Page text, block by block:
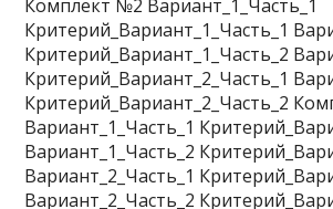
Комплект №2 Вариант_1_Часть_1
Критерий_Вариант_1_Часть_1
Критерий_Вариант_1_Часть_2
Критерий_Вариант_2_Часть_1
Критерий_Вариант_2_Часть_2
Вариант_1_Часть_1
Вариант_1_Часть_2
Вариант_2_Часть_1
Вариант_2_Часть_2